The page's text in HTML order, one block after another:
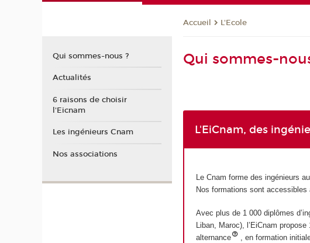
Accueil L'Ecole
Qui sommes-
L'EiCnam, des
Le Cnam forme des ingénieurs
Nos formations sont
Avec plus de 1 000 diplômes
Liban, Maroc), l’EiCnam
alternance
, en formation
Qui sommes-nous ?
Actualités
6 raisons de choisir
l'Eicnam
Les ingénieurs Cnam
Nos associations